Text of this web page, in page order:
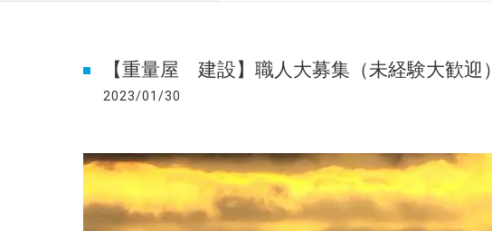
【重量屋 建設】職人大募集（未経験大歓迎）
2023/01/30